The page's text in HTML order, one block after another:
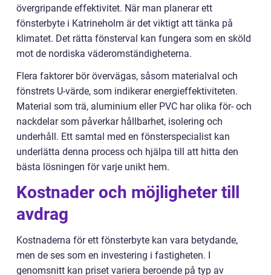
övergripande effektivitet. När man planerar ett
fönsterbyte i Katrineholm är det viktigt att tänka på
klimatet. Det rätta fönsterval kan fungera som en sköld
mot de nordiska väderomständigheterna.
Flera faktorer bör övervägas, såsom materialval och
fönstrets U-värde, som indikerar energieffektiviteten.
Material som trä, aluminium eller PVC har olika för- och
nackdelar som påverkar hållbarhet, isolering och
underhåll. Ett samtal med en fönsterspecialist kan
underlätta denna process och hjälpa till att hitta den
bästa lösningen för varje unikt hem.
Kostnader och möjligheter till
avdrag
Kostnaderna för ett fönsterbyte kan vara betydande,
men de ses som en investering i fastigheten. I
genomsnitt kan priset variera beroende på typ av